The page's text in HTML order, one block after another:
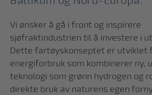
Vi ønsker å gå i front og inspirere
sjøfraktindustrien til å investere i
Dette fartøyskonseptet er utviklet
energiforbruk som kombinerer ny,
teknologi som grønn hydrogen og
direkte bruk av naturens egen